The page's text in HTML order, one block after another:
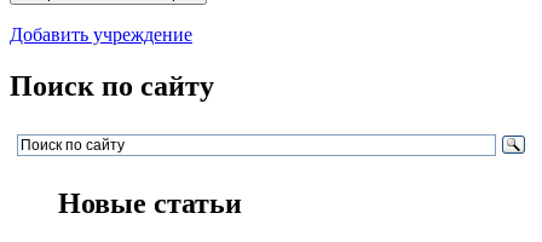
Добавить учреждение
Поиск по сайту
Новые статьи